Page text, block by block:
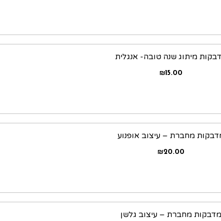
מיתוג שנה טובה- אנגלית
₪15.00
מחברת – עיצוב אופנוע
₪20.00
מדבקות מחברת – עיצוב גלשן